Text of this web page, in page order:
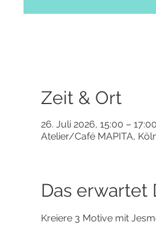
Zeit & Ort
26. Juli 2026, 15:00 – 17:00
Atelier/Café MAPITA,
Das erwartet
Kreiere 3 Motive mit